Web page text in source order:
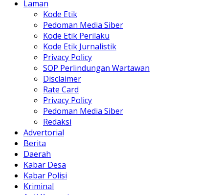
Laman
Kode Etik
Pedoman Media Siber
Kode Etik Perilaku
Kode Etik Jurnalistik
Privacy Policy
SOP Perlindungan Wartawan
Disclaimer
Rate Card
Privacy Policy
Pedoman Media Siber
Redaksi
Advertorial
Berita
Daerah
Kabar Desa
Kabar Polisi
Kriminal